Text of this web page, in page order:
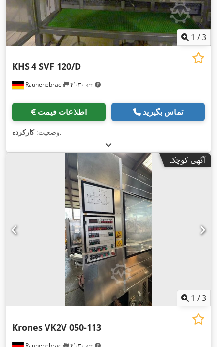
1 /3
Rauhenebrach ۴٬۰۳۰ km
KHS4 SVF 120/D
اطلاعات قیمت تماس بگیرید
وضعیت:کارکرده ,
آگهی کوچک
1 /3
KronesVK2V 050-113